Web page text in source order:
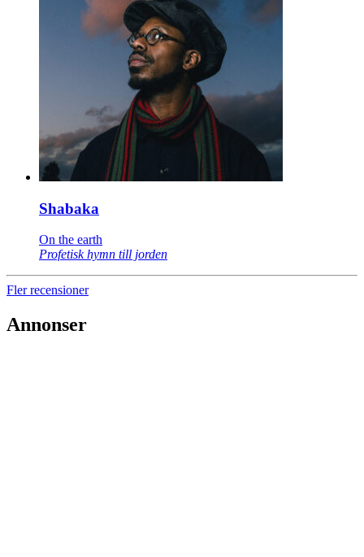
Shabaka
On the earth
Profetisk hymn till jorden
Fler recensioner
Annonser